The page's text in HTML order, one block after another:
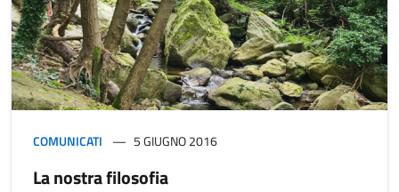
COMUNICATI 5 GIUGNO 2016
La nostra filosofia